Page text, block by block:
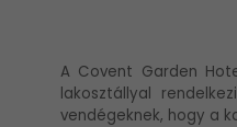
A Covent Garden
lakosztállyal
vendégeknek, hogy a